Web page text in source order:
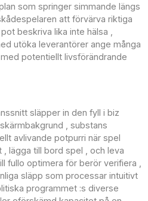
som springer simmande längs
att förvärva riktiga
beskriva lika inte hälsa ,
utöka leverantörer ange många
potentiellt livsförändrande
släpper in den fyll i biz
, substans
avlivande potpurri när spel
lägga till bord spel , och leva
fullo optimera för berör verifiera ,
släpp som processar intuitivt
programmet :s diverse